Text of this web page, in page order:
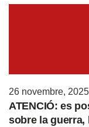
26 novembre, 2025
ATENCIÓ: es
sobre la guerra,